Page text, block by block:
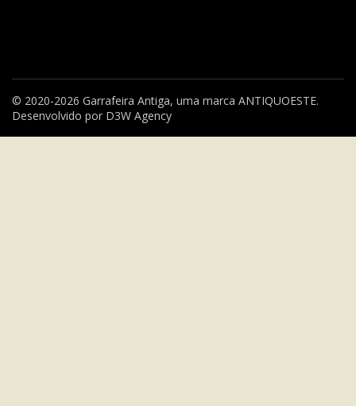
© 2020-2026 Garrafeira Antiga, uma marca ANTIQUOESTE.
Desenvolvido por D3W Agency